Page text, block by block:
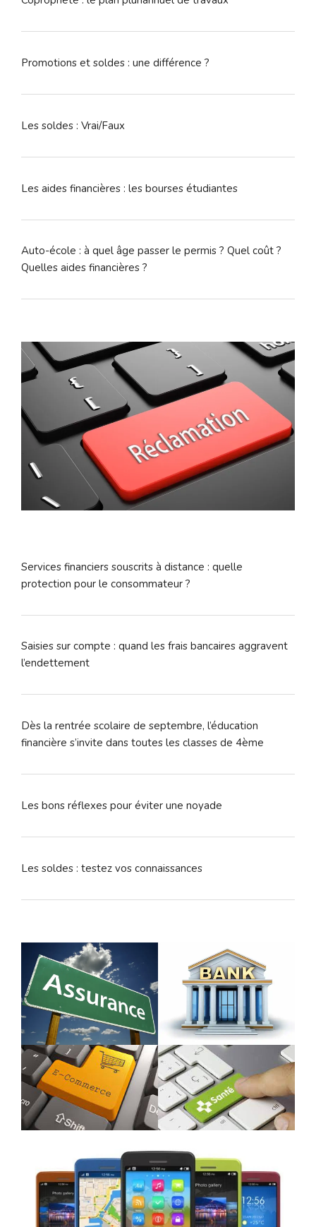
Promotions et soldes : une différence ?
Les soldes : Vrai/Faux
Les aides financières : les bourses étudiantes
Auto-école : à quel âge passer le permis ? Quel coût ?
Quelles aides financières ?
Services financiers souscrits à distance : quelle
protection pour le consommateur ?
Saisies sur compte : quand les frais bancaires aggravent
l’endettement
Dès la rentrée scolaire de septembre, l’éducation
financière s’invite dans toutes les classes de 4ème
Les bons réflexes pour éviter une noyade
Les soldes : testez vos connaissances